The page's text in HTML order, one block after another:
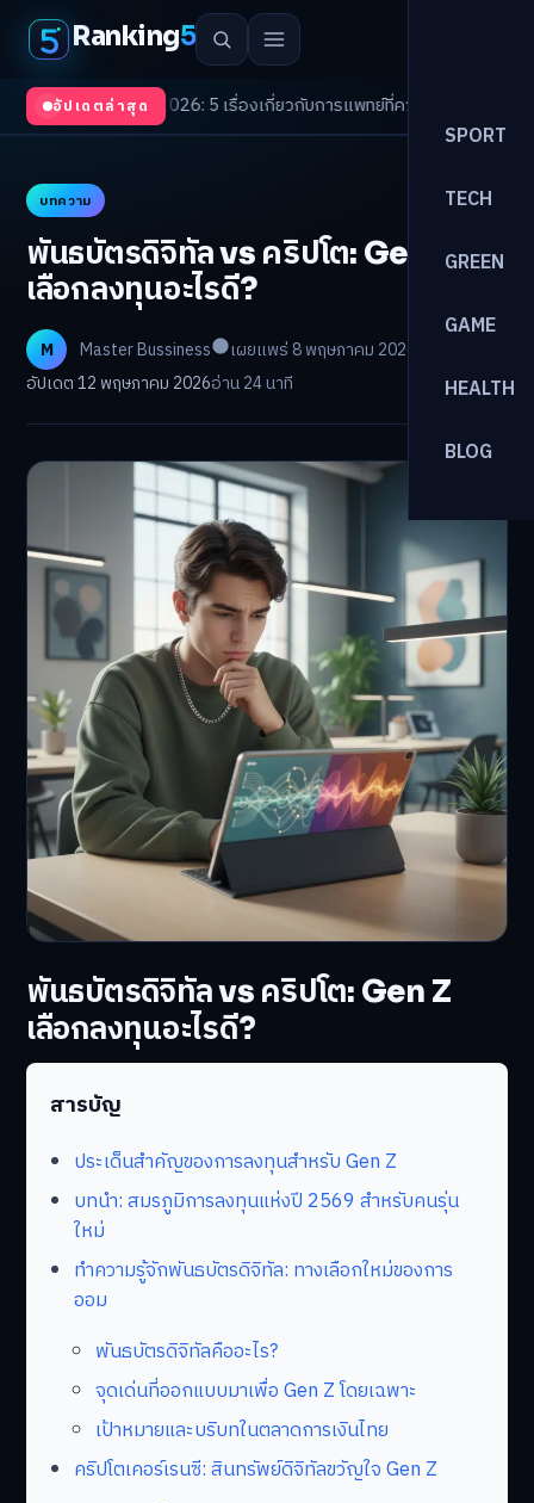
Ranking5
SPORT
TECH
GREEN
GAME
HEALTH
BLOG
อัปเดตล่าสุด
2026: 5 เรื่องเกี่ยวกับการแพทย์ที่ควรรู้/ดอกเบี้ยขาขึ้นรอบใหม่! จัด
บทความ
พันธบัตรดิจิทัล vs คริปโต: Gen Z
เลือกลงทุนอะไรดี?
M Master Bussiness
เผยแพร่ 8 พฤษภาคม 2026
อัปเดต 12 พฤษภาคม 2026อ่าน 24 นาที
พันธบัตรดิจิทัล vs คริปโต: Gen Z
เลือกลงทุนอะไรดี?
สารบัญ
ประเด็นสำคัญของการลงทุนสำหรับ Gen Z
บทนำ: สมรภูมิการลงทุนแห่งปี 2569 สำหรับคนรุ่น
ใหม่
ทำความรู้จักพันธบัตรดิจิทัล: ทางเลือกใหม่ของการ
ออม
พันธบัตรดิจิทัลคืออะไร?
จุดเด่นที่ออกแบบมาเพื่อ Gen Z โดยเฉพาะ
เป้าหมายและบริบทในตลาดการเงินไทย
คริปโตเคอร์เรนซี: สินทรัพย์ดิจิทัลขวัญใจ Gen Z